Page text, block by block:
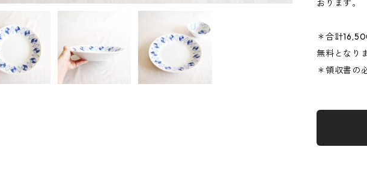
おります。
＊合計
無料となり
＊領収書の